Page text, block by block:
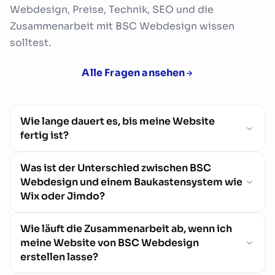
Webdesign, Preise, Technik, SEO und die
Zusammenarbeit mit BSC Webdesign wissen
solltest.
Alle Fragen ansehen
Wie lange dauert es, bis meine Website
fertig ist?
Die meisten Websites sind in drei bis fünf
Wochen fertig. Der genaue Zeitrahmen hängt
vom Umfang des Projekts und den jeweiligen
und halten dich laufend auf dem aktuellen
Stand, damit der Ablauf für dich klar und
Was ist der Unterschied zwischen BSC
Webdesign und einem Baukastensystem wie
Wix oder Jimdo?
Baukastensysteme sind praktisch, haben aber
klare Grenzen. Viele Seiten laden langsamer,
nutzen starre Strukturen und bieten weniger
Wie läuft die Zusammenarbeit ab, wenn ich
meine Website von BSC Webdesign
erstellen lasse?